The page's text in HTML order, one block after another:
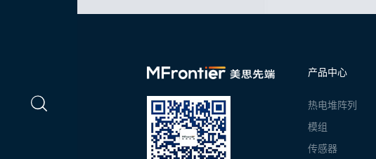
产品中心
热电堆阵列
模组
传感器